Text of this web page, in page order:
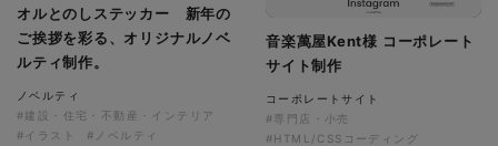
音楽萬屋Kent様 コーポレート
サイト制作
コーポレートサイト
#専門店・小売
#HTML/CSSコーディング
オルとのしステッカー 新年の
ご挨拶を彩る、オリジナルノベ
ルティ制作。
ノベルティ
#建設・住宅・不動産・インテリア
#イラスト
#ノベルティ